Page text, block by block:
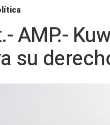
AMP.-
su